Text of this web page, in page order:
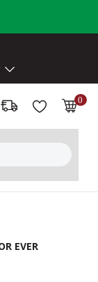
0
EVER